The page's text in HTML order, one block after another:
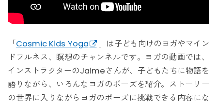
「Cosmic Kids Yoga
」は子ども向けのヨガやマイン
ドフルネス、瞑想のチャンネルです。ヨガの動画では、
インストラクターのJaimeさんが、子どもたちに物語を
語りながら、いろんなヨガのポーズを紹介。ストーリー
の世界に入りながらヨガのポーズに挑戦できる内容にな